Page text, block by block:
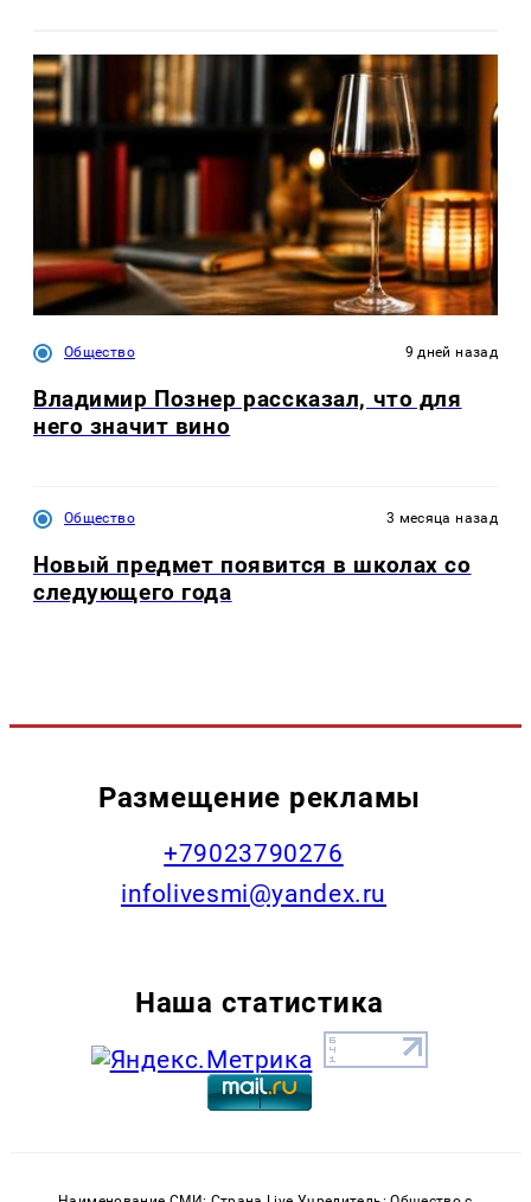
Общество 9 дней назад
Владимир Познер рассказал, что для
него значит вино
Общество 3 месяца назад
Новый предмет появится в школах со
следующего года
Размещение рекламы
+79023790276
infolivesmi@yandex.ru
Наша статистика